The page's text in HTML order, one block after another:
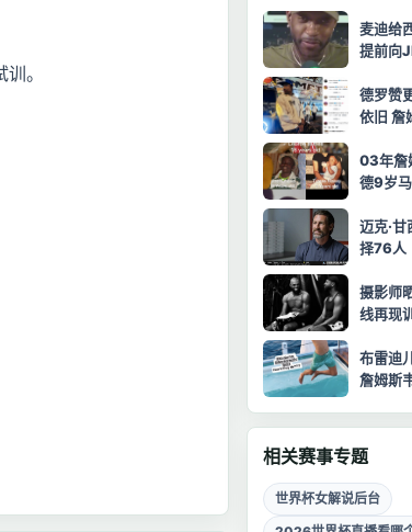
。
麦迪给
提前向
德罗赞
依旧 詹
03年詹
德9岁
迈克·
择76人
摄影师
线再现
布雷迪
詹姆斯
相关赛事专题
世界杯女解说后台